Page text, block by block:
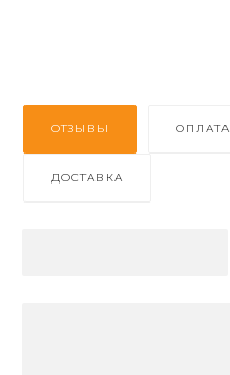
ОТЗЫВЫ ОПЛАТА
ДОСТАВКА